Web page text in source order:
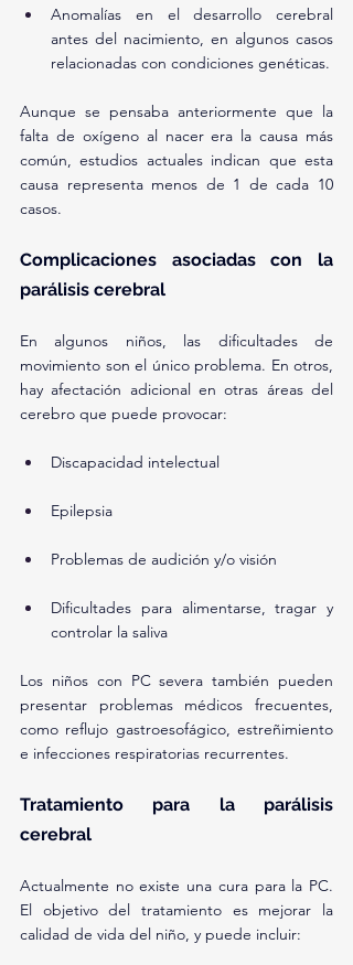
Anomalías en el desarrollo cerebral
antes del nacimiento, en algunos casos
relacionadas con condiciones genéticas.
Aunque se pensaba anteriormente que la
falta de oxígeno al nacer era la causa más
común, estudios actuales indican que esta
causa representa menos de 1 de cada 10
casos.
Complicaciones asociadas con la
parálisis cerebral
En algunos niños, las dificultades de
movimiento son el único problema. En otros,
hay afectación adicional en otras áreas del
cerebro que puede provocar:
Discapacidad intelectual
Epilepsia
Problemas de audición y/o visión
Dificultades para alimentarse, tragar y
controlar la saliva
Los niños con PC severa también pueden
presentar problemas médicos frecuentes,
como reflujo gastroesofágico, estreñimiento
e infecciones respiratorias recurrentes.
Tratamiento para la parálisis
cerebral
Actualmente no existe una cura para la PC.
El objetivo del tratamiento es mejorar la
calidad de vida del niño, y puede incluir: